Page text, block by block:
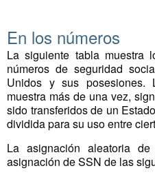
En los números
La siguiente tabla muestra
números de seguridad
Unidos y sus posesiones.
muestra más de una vez,
sido transferidos de un
dividida para su uso entre
La asignación aleatoria
asignación de SSN de las